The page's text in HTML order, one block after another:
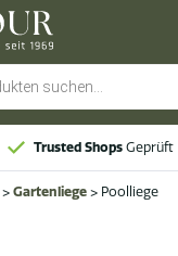
Schnelle Lieferung
> Gartenliege > Poolliege